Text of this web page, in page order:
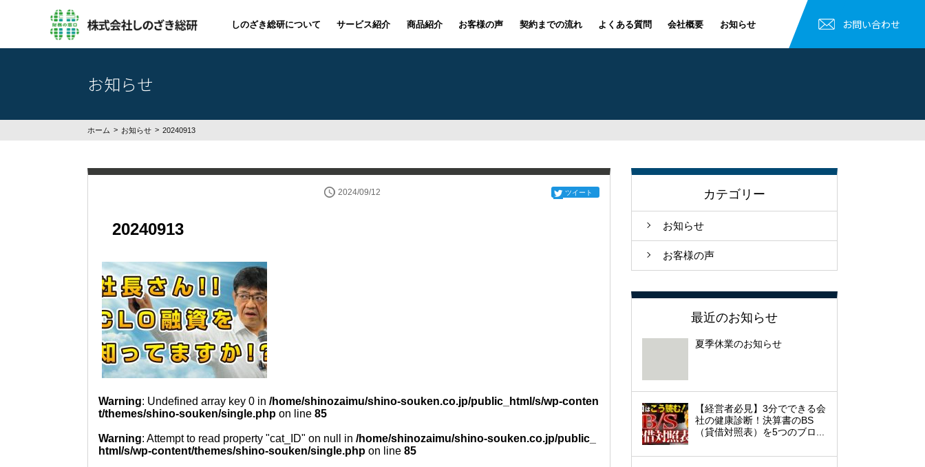
しのざき総研について サービス紹介 商品紹介 お客様の声 契約までの流れ よくある質問 会社概要 お知らせ お問い合わせ
お知らせ
ホーム お知らせ 20240913
2024/09/12 ツイート
20240913
Warning: Undefined array key 0 in /home/shinozaimu/shino-souken.co.jp/public_html/s/wp-conten
t/themes/shino-souken/single.php on line 85
Warning: Attempt to read property "cat_ID" on null in /home/shinozaimu/shino-souken.co.jp/public_
html/s/wp-content/themes/shino-souken/single.php on line 85
カテゴリー
お知らせ
お客様の声
最近のお知らせ
夏季休業のお知らせ
【経営者必見】3分でできる会
社の健康診断！決算書のBS
（貸借対照表）を5つのブロ...